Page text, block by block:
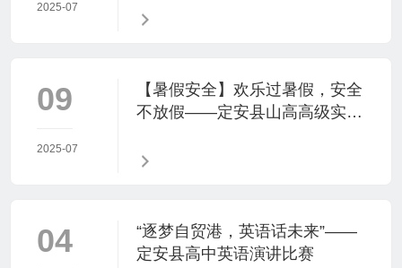
2025-07
09
2025-07
【暑假安全】欢乐过暑假，安全
不放假——定安县山高高级实验
04
“逐梦自贸港，英语话未来”——
定安县高中英语演讲比赛